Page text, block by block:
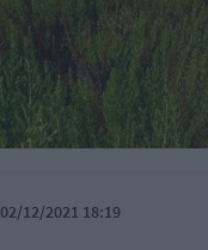
02/12/2021 18:19